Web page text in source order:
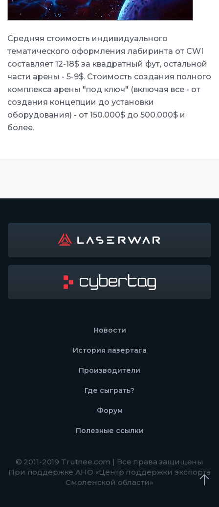
Средняя стоимость индивидуального
тематического оформления лабиринта от CWI
составляет 12-18$ за квадратный фут, остальной
части арены - 5-9$. Стоимость создания полного
комплекса арены "под ключ" (включая все - от
создания концепции до установки
оборудования) - от 150.000$ до 500.000$ и
более.
Новости
История лазертага
Производители
Где сыграть?
Форум
Полезные ссылки
© 2011-2019 Trutnee.com | Все права защищены
При поддержке АНО «Центр поддержки экспорта
Смоленской области»